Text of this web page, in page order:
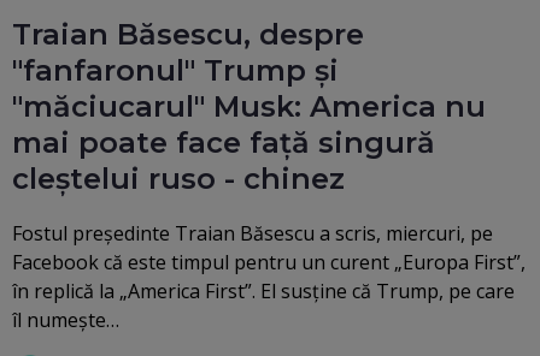
Traian Băsescu, despre
"fanfaronul" Trump și
"măciucarul" Musk: America nu
mai poate face față singură
cleștelui ruso - chinez
Fostul preşedinte Traian Băsescu a scris, miercuri, pe
Facebook că este timpul pentru un curent „Europa First”,
în replică la „America First”. El susține că Trump, pe care
îl numește…